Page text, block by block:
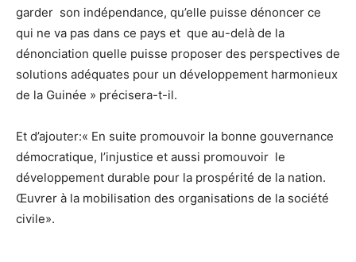
garder son indépendance, qu’elle puisse dénoncer ce
qui ne va pas dans ce pays et que au-delà de la
dénonciation quelle puisse proposer des perspectives de
solutions adéquates pour un développement harmonieux
de la Guinée » précisera-t-il.
Et d’ajouter:« En suite promouvoir la bonne gouvernance
démocratique, l’injustice et aussi promouvoir le
développement durable pour la prospérité de la nation.
Œuvrer à la mobilisation des organisations de la société
civile».